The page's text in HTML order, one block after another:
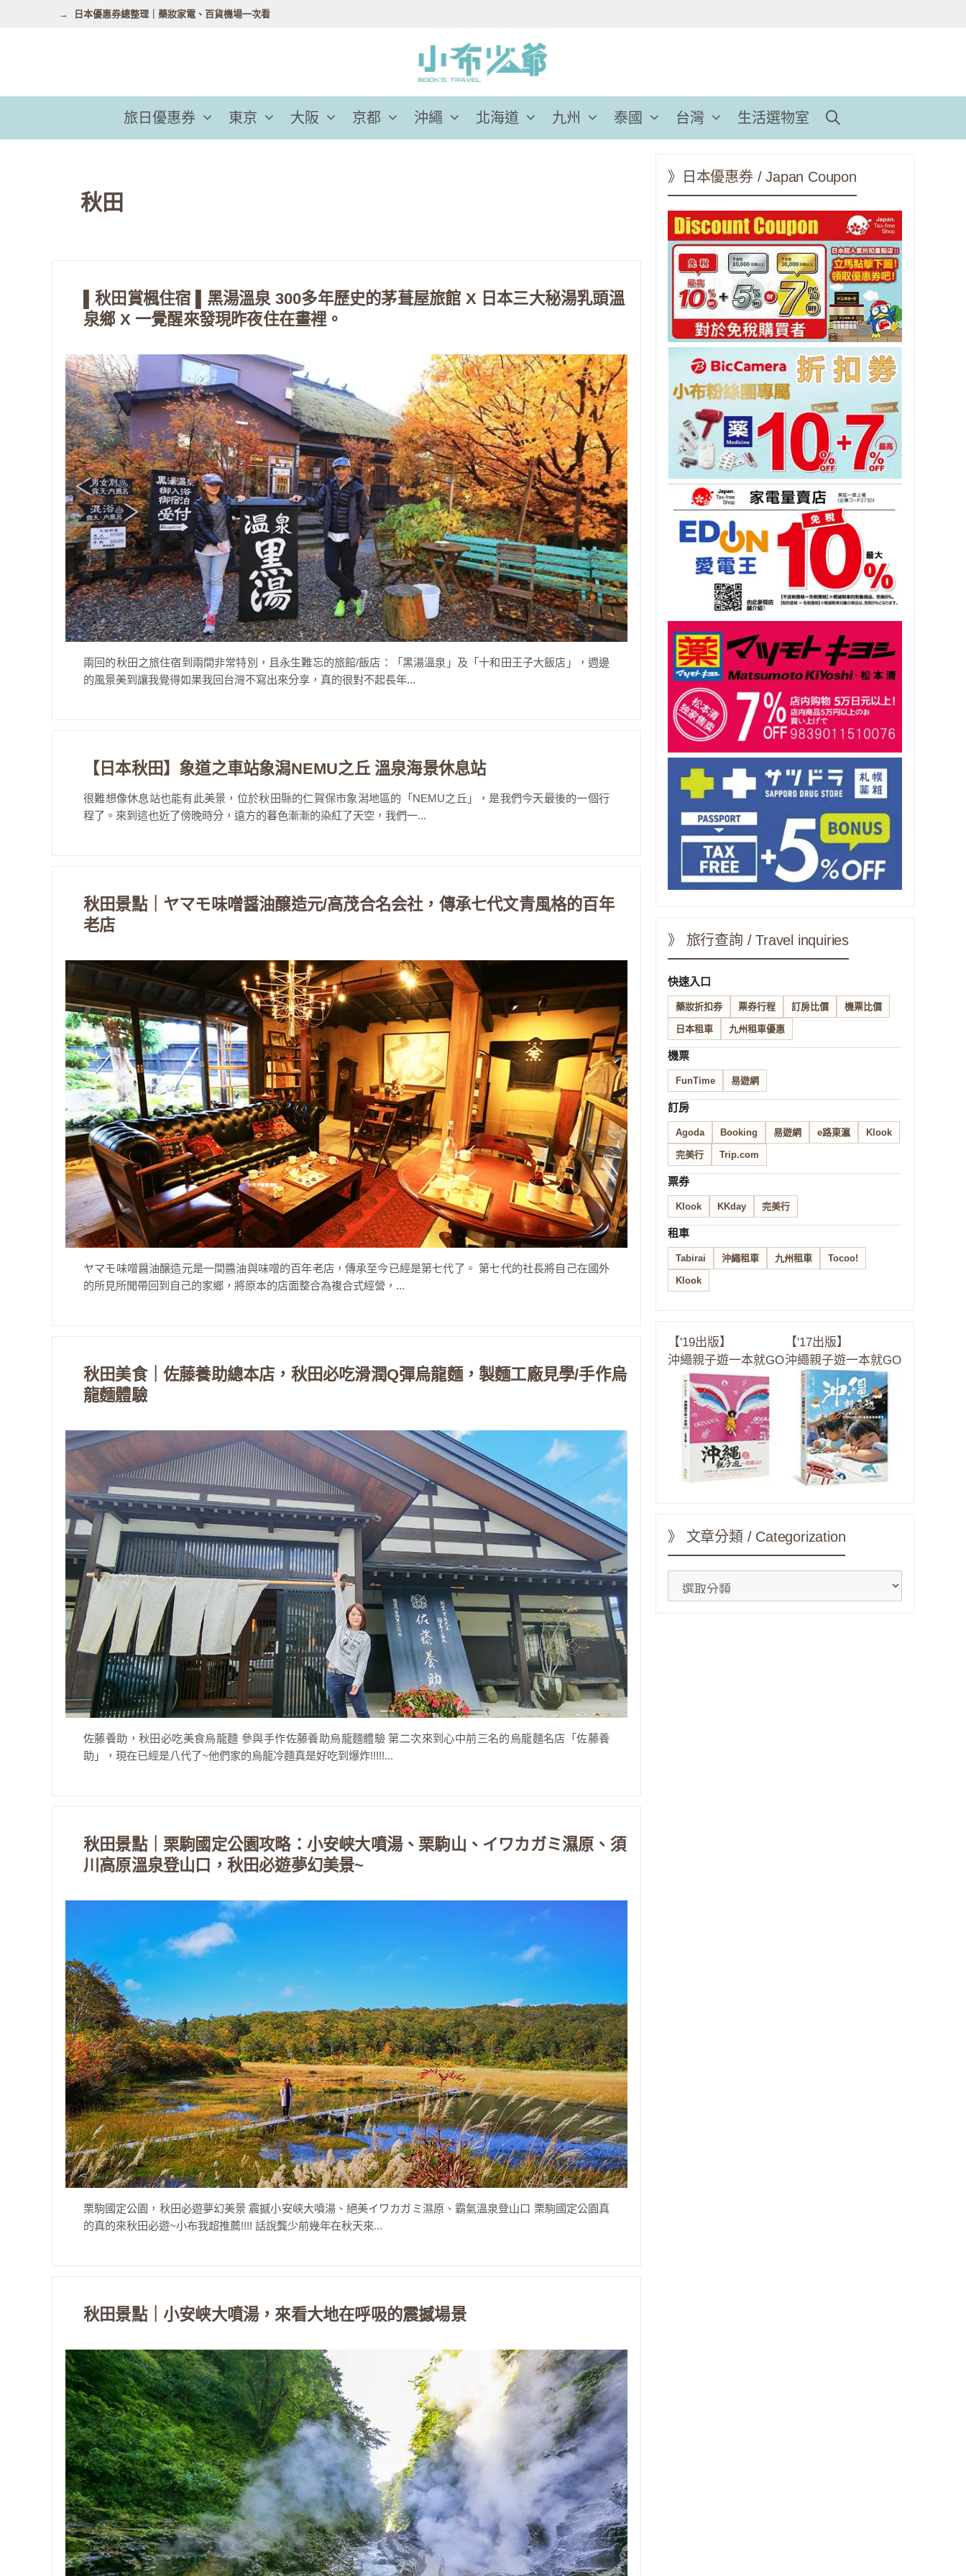
容
日本優惠券總整理｜藥妝家電、百貨機場一次看
旅日優惠券 東京 大阪 京都 沖繩 北海道 九州 泰國 台灣 生活選物室
秋田
▌秋田賞楓住宿 ▌黑湯溫泉 300多年歷史的茅葺屋旅館 X 日本三大秘湯乳頭溫
泉鄉 X 一覺醒來發現昨夜住在畫裡。
兩回的秋田之旅住宿到兩間非常特別，且永生難忘的旅館/飯店：「黑湯溫泉」及「十和田王子大飯店」，週邊
的風景美到讓我覺得如果我回台灣不寫出來分享，真的很對不起長年...
【日本秋田】象道之車站象潟NEMU之丘 溫泉海景休息站
很難想像休息站也能有此美景，位於秋田縣的仁賀保市象潟地區的「NEMU之丘」，是我們今天最後的一個行
程了。來到這也近了傍晚時分，遠方的暮色漸漸的染紅了天空，我們一...
秋田景點｜ヤマモ味噌醤油醸造元/高茂合名会社，傳承七代文青風格的百年
老店
ヤマモ味噌醤油醸造元是一間醬油與味噌的百年老店，傳承至今已經是第七代了。 第七代的社長將自己在國外
的所見所聞帶回到自己的家鄉，將原本的店面整合為複合式經營，...
秋田美食｜佐藤養助總本店，秋田必吃滑潤Q彈烏龍麵，製麵工廠見學/手作烏
龍麵體驗
佐藤養助，秋田必吃美食烏龍麵 參與手作佐藤養助烏龍麵體驗 第二次來到心中前三名的烏龍麵名店「佐藤養
助」，現在已經是八代了~他們家的烏龍冷麵真是好吃到爆炸!!!!!...
秋田景點｜栗駒國定公園攻略：小安峡大噴湯、栗駒山、イワカガミ濕原、須
川高原溫泉登山口，秋田必遊夢幻美景~
栗駒國定公園，秋田必遊夢幻美景 震撼小安峡大噴湯、絕美イワカガミ濕原、霸氣溫泉登山口 栗駒國定公園真
的真的來秋田必遊~小布我超推薦!!!! 話說龔少前幾年在秋天來...
秋田景點｜小安峡大噴湯，來看大地在呼吸的震撼場景
》日本優惠券 / Japan Coupon
》 旅行查詢 / Travel inquiries
快速入口
藥妝折扣券 票券行程 訂房比價 機票比價
日本租車 九州租車優惠
機票
FunTime 易遊網
訂房
Agoda Booking 易遊網 e路東瀛 Klook
完美行 Trip.com
票券
Klook KKday 完美行
租車
Tabirai 沖繩租車 九州租車 Tocoo!
Klook
【'19出版】
沖繩親子遊一本就GO
【'17出版】
沖繩親子遊一本就GO
》 文章分類 / Categorization